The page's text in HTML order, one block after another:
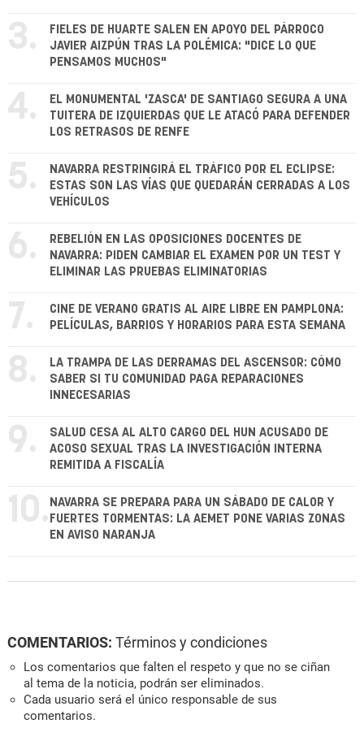
3.
FIELES DE HUARTE SALEN EN APOYO DEL PÁRROCO
JAVIER AIZPÚN TRAS LA POLÉMICA: "DICE LO QUE
PENSAMOS MUCHOS"
4.
EL MONUMENTAL 'ZASCA' DE SANTIAGO SEGURA A UNA
TUITERA DE IZQUIERDAS QUE LE ATACÓ PARA DEFENDER
LOS RETRASOS DE RENFE
5.
NAVARRA RESTRINGIRÁ EL TRÁFICO POR EL ECLIPSE:
ESTAS SON LAS VÍAS QUE QUEDARÁN CERRADAS A LOS
VEHÍCULOS
6.
REBELIÓN EN LAS OPOSICIONES DOCENTES DE
NAVARRA: PIDEN CAMBIAR EL EXAMEN POR UN TEST Y
ELIMINAR LAS PRUEBAS ELIMINATORIAS
7.
CINE DE VERANO GRATIS AL AIRE LIBRE EN PAMPLONA:
PELÍCULAS, BARRIOS Y HORARIOS PARA ESTA SEMANA
8.
LA TRAMPA DE LAS DERRAMAS DEL ASCENSOR: CÓMO
SABER SI TU COMUNIDAD PAGA REPARACIONES
INNECESARIAS
9.
SALUD CESA AL ALTO CARGO DEL HUN ACUSADO DE
ACOSO SEXUAL TRAS LA INVESTIGACIÓN INTERNA
REMITIDA A FISCALÍA
10. NAVARRA SE PREPARA PARA UN SÁBADO DE CALOR Y
FUERTES TORMENTAS: LA AEMET PONE VARIAS ZONAS
EN AVISO NARANJA
COMENTARIOS: Términos y condiciones
Los comentarios que falten el respeto y que no se ciñan
al tema de la noticia, podrán ser eliminados.
Cada usuario será el único responsable de sus
comentarios.